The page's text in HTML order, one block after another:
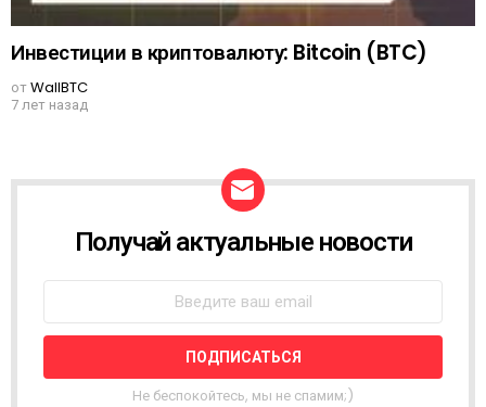
Инвестиции в криптовалюту: Bitcoin (BTC)
отWallBTC
7 лет назад
W
L
E
T
Получай актуальные новости
Не беспокойтесь, мы не спамим;)